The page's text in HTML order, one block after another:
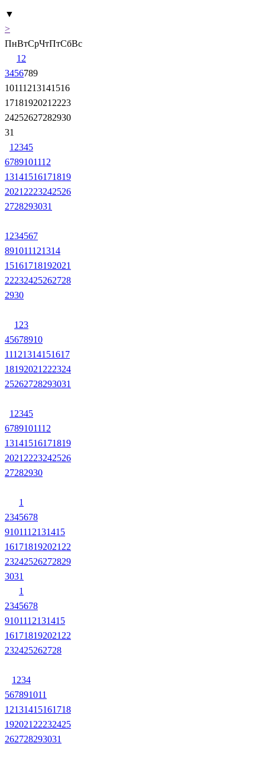
▼
>
ПнВтСрЧтПтСбВс
1 2
3456789
10111213141516
1718192021 2223
24252627282930
31
1 2345
6789101112
13141516171819
2021 2223242526
2728293031
1 234567
891011121314
15161718192021
22232425262728
2930
1 23
45678910
11121314151617
18192021 222324
25262728293031
1 2345
6789101112
13141516171819
2021 2223242526
27282930
1
2345678
9101112131415
161718192021 22
23242526272829
3031
1
2345678
9101112131415
161718192021 22
232425262728
1 234
567891011
12131415161718
192021 22232425
262728293031